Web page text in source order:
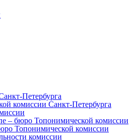
комиссии Санкт‑Петербурга
– бюро Топонимической комиссии
Топонимической комиссии
комиссии